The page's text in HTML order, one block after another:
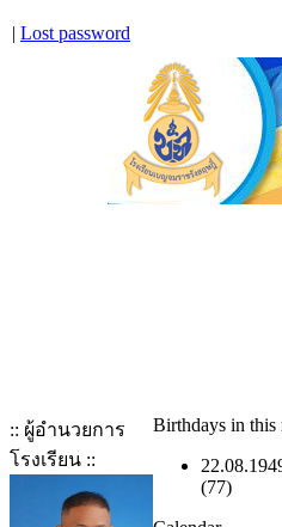
| Lost password
:: ผู้อำนวยการ
โรงเรียน ::
Birthdays in this
(77)